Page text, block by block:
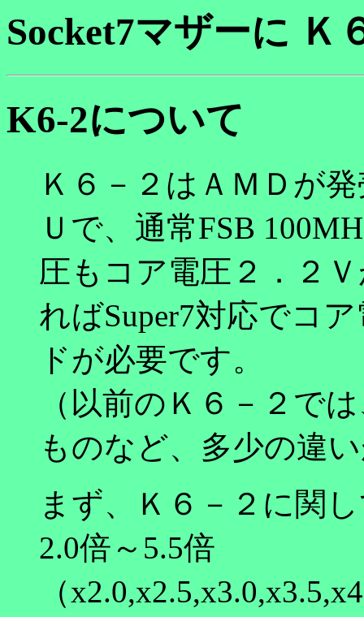
Socket7マザーに Ｋ
K6-2について
Ｋ６－２はＡＭＤが
Ｕで、通常FSB
圧もコア電圧２．２
ればSuper7対応でコ
ドが必要です。
（以前のＫ６－２で
ものなど、多少の違
まず、Ｋ６－２に関
2.0倍～5.5倍
（